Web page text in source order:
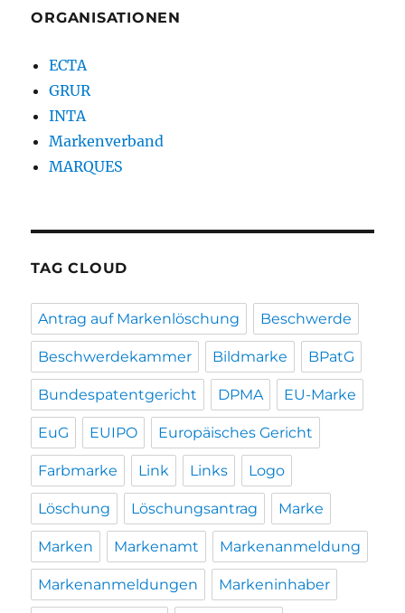
ORGANISATIONEN
ECTA
GRUR
INTA
Markenverband
MARQUES
TAG CLOUD
Antrag auf Markenlöschung Beschwerde
Beschwerdekammer Bildmarke BPatG
Bundespatentgericht DPMA EU-Marke
EuG EUIPO Europäisches Gericht
Farbmarke Link Links Logo
Löschung Löschungsantrag Marke
Marken Markenamt Markenanmeldung
Markenanmeldungen Markeninhaber